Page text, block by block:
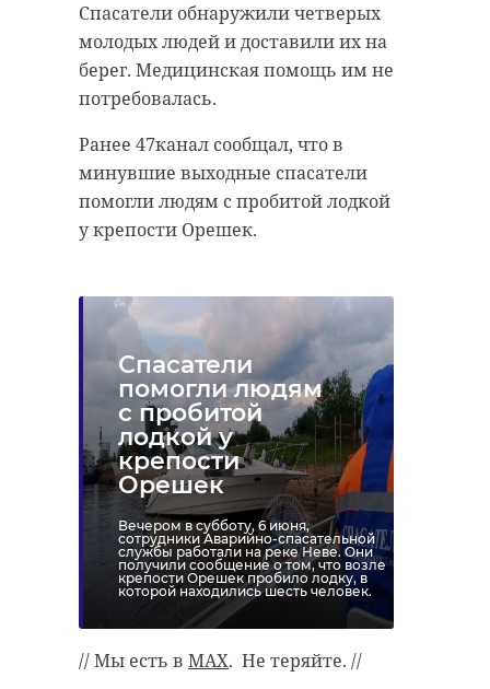
Спасатели обнаружили четверых
молодых людей и доставили их на
берег. Медицинская помощь им не
потребовалась.
Ранее 47канал сообщал, что в
минувшие выходные спасатели
помогли людям с пробитой лодкой
у крепости Орешек.
Спасатели
помогли людям
с пробитой
лодкой у
крепости
Орешек
Вечером в субботу, 6 июня,
сотрудники Аварийно-спасательной
службы работали на реке Неве. Они
получили сообщение о том, что возле
крепости Орешек пробило лодку, в
которой находились шесть человек.
// Мы есть в MAX. Не теряйте. //